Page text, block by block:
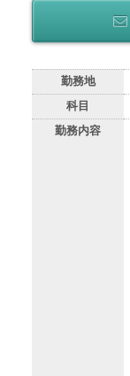
勤務地
科目
勤務内容